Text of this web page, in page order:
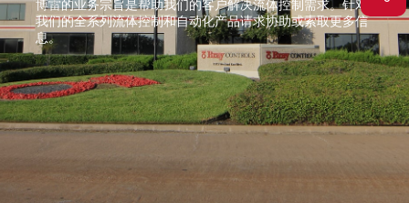
博雷的业务宗旨是帮助我们的客户解决流体控制需求。针对
我们的全系列流体控制和自动化产品请求协助或索取更多信
息。